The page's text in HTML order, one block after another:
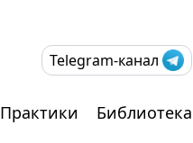
Telegram-канал
Практики Библиотека